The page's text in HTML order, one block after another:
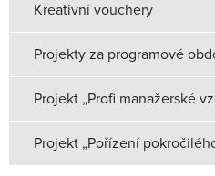
Kreativní vouchery
Projekty za programové
Projekt „Profi manažerské
Projekt „Pořízení